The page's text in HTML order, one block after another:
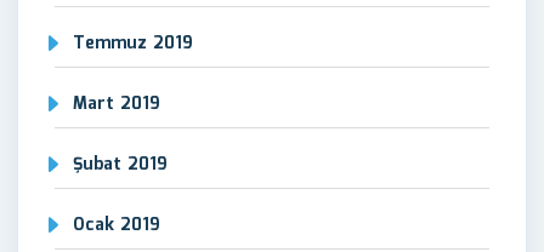
Temmuz 2019
Mart 2019
Şubat 2019
Ocak 2019